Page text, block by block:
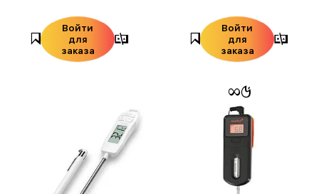
Войти
для
заказа
Войти
для
заказа